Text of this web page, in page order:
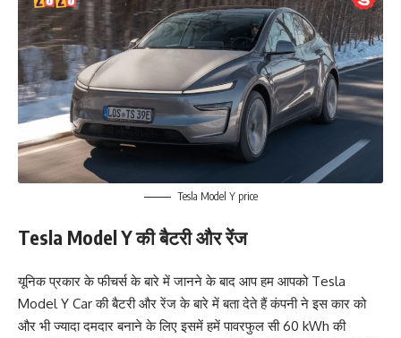
Tesla Model Y price
Tesla Model Y की बैटरी और रेंज
यूनिक प्रकार के फीचर्स के बारे में जानने के बाद आप हम आपको Tesla
Model Y Car की बैटरी और रेंज के बारे में बता देते हैं कंपनी ने इस कार को
और भी ज्यादा दमदार बनाने के लिए इसमें हमें पावरफुल सी 60 kWh की